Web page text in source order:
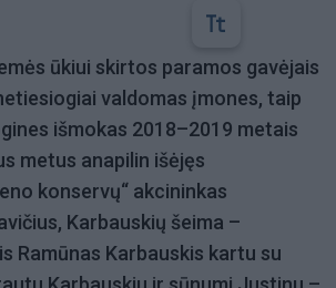
ūkiui skirtos paramos gavėjais
valdomas įmones, taip
išmokas 2018–2019 metais
metus anapilin išėjęs
konservų“ akcininkas
Karbauskių šeima –
Ramūnas Karbauskis kartu su